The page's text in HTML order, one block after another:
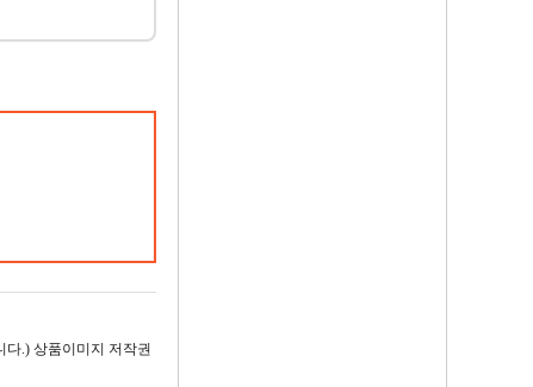
.) 상품이미지 저작권